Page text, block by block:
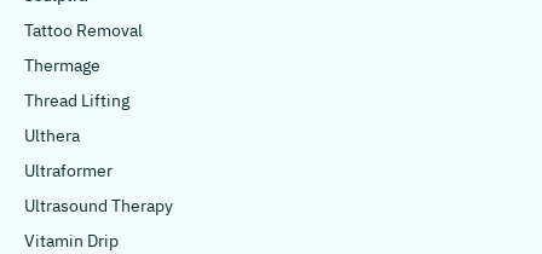
Tattoo Removal
Thermage
Thread Lifting
Ulthera
Ultraformer
Ultrasound Therapy
Vitamin Drip